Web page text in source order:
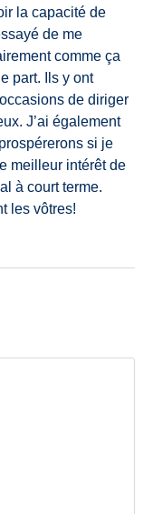
la capacité de
de me
comme ça
part. Ils y ont
de diriger
J’ai également
si je
meilleur intérêt de
à court terme.
les vôtres!